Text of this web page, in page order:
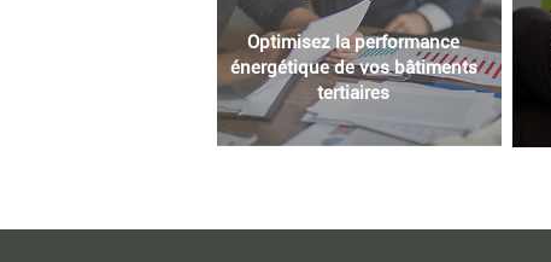
Optimisez la performance
énergétique de vos bâtiments
tertiaires